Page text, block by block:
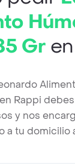
Gren
Rappi
y nos
a tu domicilio